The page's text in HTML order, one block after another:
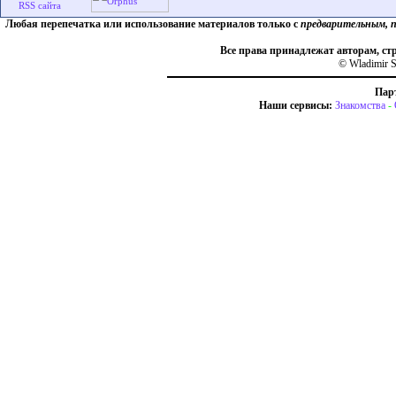
Любая перепечатка или использование материалов только с предварительным,
Все права принадлежат авторам,
© Wladimir
Наши сервисы: Знакомства -